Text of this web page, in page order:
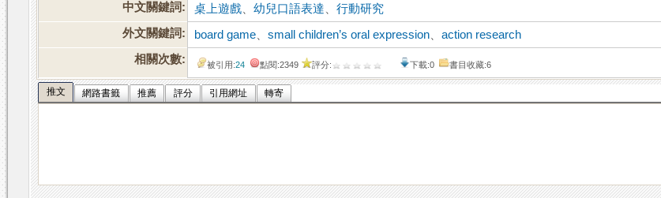
中文關鍵詞:
桌上遊戲 、幼兒口語表達 、行動研究
外文關鍵詞:
board game 、small children’s oral expression 、action research
相關次數:
被引用:24 點閱:2349 評分: 下載:0 書目收藏:6
推文 網路書籤 推薦 評分 引用網址 轉寄